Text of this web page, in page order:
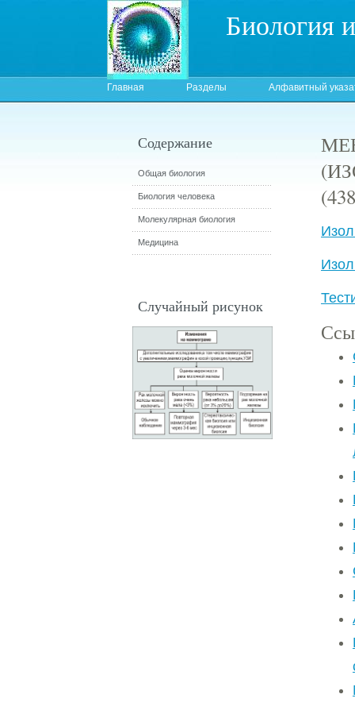
Биология
Главная Разделы Алфавитный
Содержание
Общая биология
Биология человека
Молекулярная биология
Медицина
Случайный рисунок